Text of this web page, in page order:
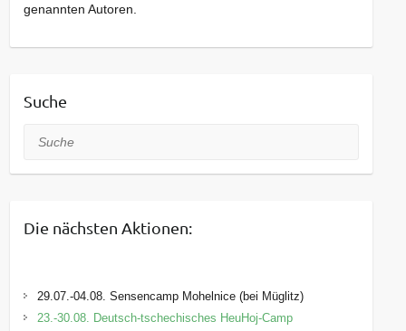
genannten Autoren.
Suche
Suche
Die nächsten Aktionen:
29.07.-04.08. Sensencamp Mohelnice (bei Müglitz)
23.-30.08. Deutsch-tschechisches HeuHoj-Camp